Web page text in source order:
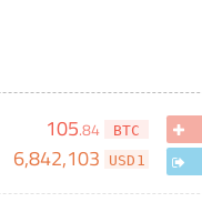
105.84 BTC
6,842,103 USD1